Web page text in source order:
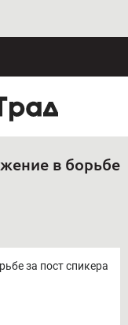
в борьбе
за пост спикера